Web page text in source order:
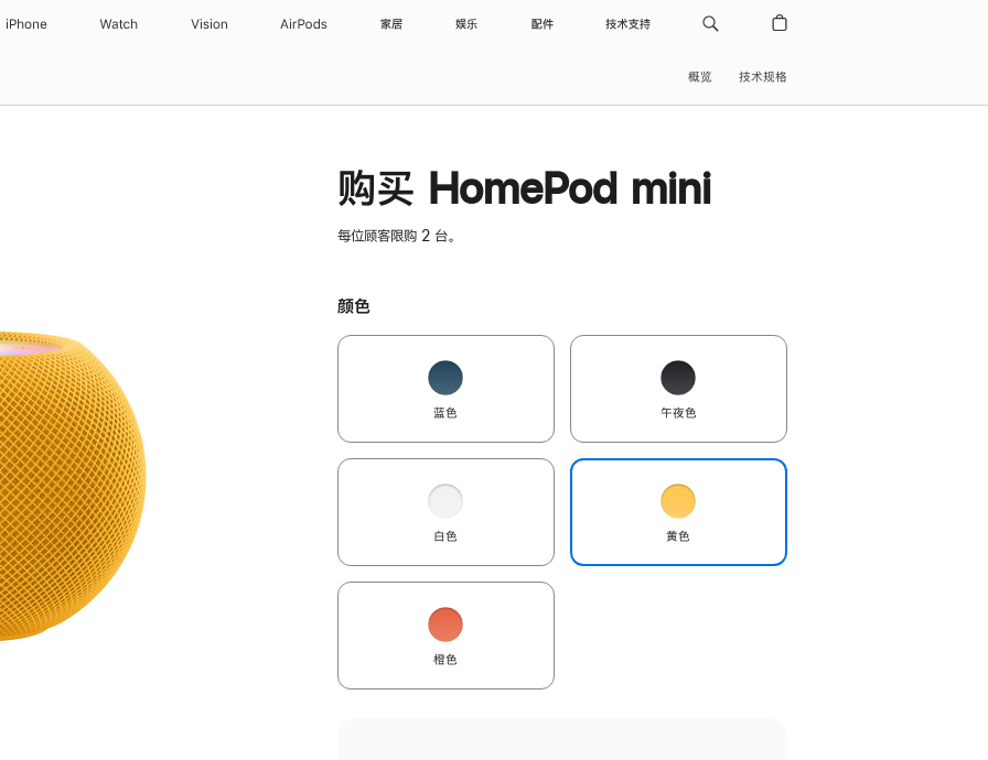
iPhone Watch Vision AirPods 家居 娱乐 配件 技术支持
概览 技术规格
购买 HomePod mini
每位顾客限购 2 台。
颜色
蓝色 午夜色
白色 黄色
橙色